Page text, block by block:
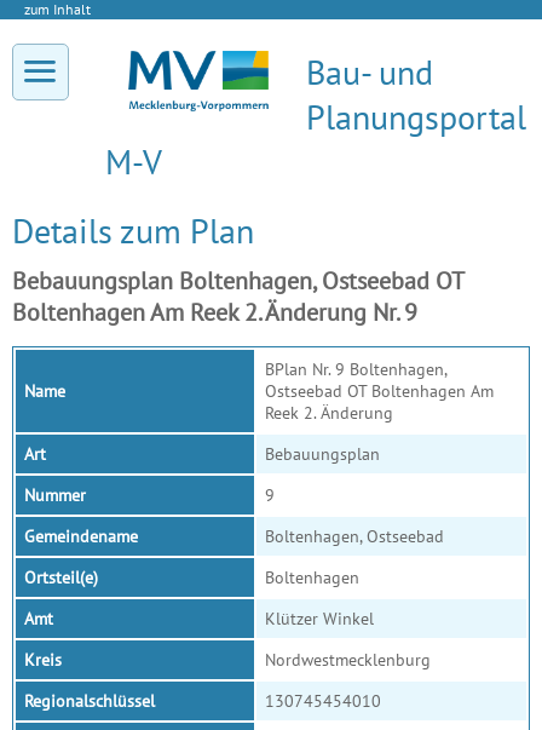
zum Inhalt
Bau- und
Planungsportal
M-V
Details zum Plan
Bebauungsplan Boltenhagen, Ostseebad OT
Boltenhagen Am Reek 2. Änderung Nr. 9
Name
BPlan Nr. 9 Boltenhagen,
Ostseebad OT Boltenhagen Am
Reek 2. Änderung
Art
Bebauungsplan
Nummer
9
Gemeindename
Boltenhagen, Ostseebad
Ortsteil(e)
Boltenhagen
Amt
Klützer Winkel
Kreis
Nordwestmecklenburg
Regionalschlüssel
130745454010